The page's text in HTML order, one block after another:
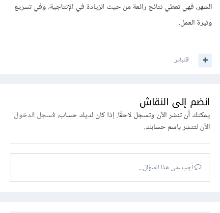
الشهر، فهي تعطي نتائج رائعة من حيث الزيادة في الإنتاجية، وفي تسريع
وتيرة العمل.
اقتباس
انضم إلى النقاش
يمكنك أن تنشر الآن وتسجل لاحقًا. إذا كان لديك حساب،فسجل الدخول
الآنلتنشر باسم حسابك.
أجب على هذا السؤال...